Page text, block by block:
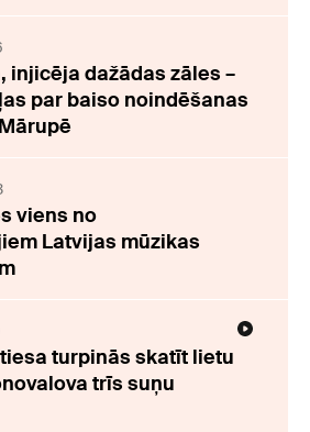
injicēja dažādas zāles –
par baiso noindēšanas
viens no
Latvijas mūzikas
turpinās skatīt lietu
trīs suņu